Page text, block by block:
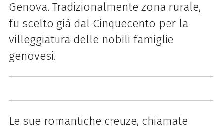
Genova. Tradizionalmente zona rurale,
fu scelto già dal Cinquecento per la
villeggiatura delle nobili famiglie
genovesi.
Le sue romantiche creuze, chiamate